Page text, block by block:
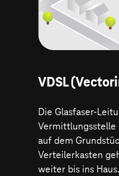
VDSL
Die Glasfaser-
Vermittlungsstelle
auf dem
Verteilerkasten
weiter bis ins